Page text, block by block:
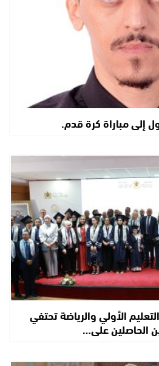
إلى مباراة كرة قدم.
الأولي والرياضة تحتفي
الحاصلين على…